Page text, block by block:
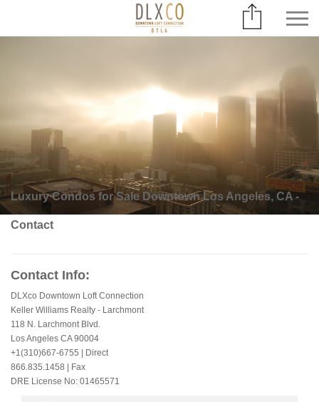
Luxury Condos for Sale Downtown Los Angeles, CA -
Contact
Contact Info:
DLXco Downtown Loft Connection
Keller Williams Realty - Larchmont
118 N. Larchmont Blvd.
Los Angeles CA 90004
+1(310)667-6755 | Direct
866.835.1458 | Fax
DRE License No: 01465571